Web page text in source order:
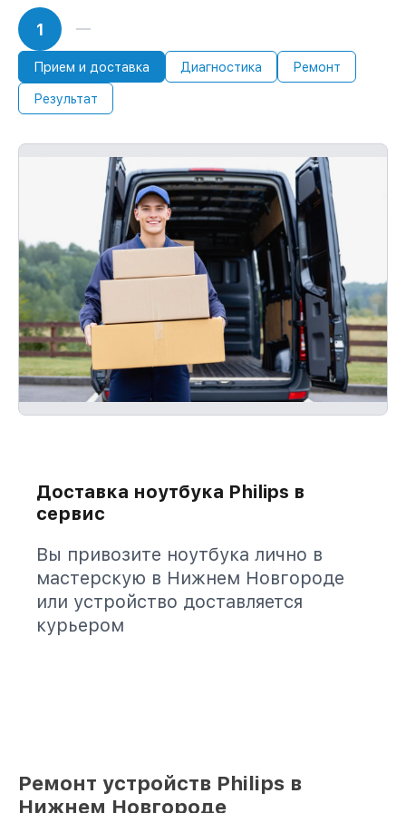
1
Прием и доставка Диагностика Ремонт
Результат
Доставка ноутбука Philips в
сервис
Вы привозите ноутбука лично в
мастерскую в Нижнем Новгороде
или устройство доставляется
курьером
Ремонт устройств Philips в
Нижнем Новгороде